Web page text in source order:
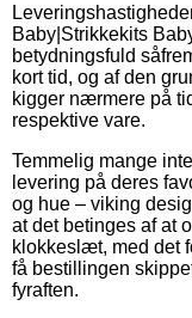
Baby|Strikkekits
betydningsfuld
kort tid, og af den
kigger nærmere på
respektive vare.
Temmelig mange
levering på deres
og hue – viking
at det betinges af at
klokkeslæt, med det
få bestillingen
fyraften.